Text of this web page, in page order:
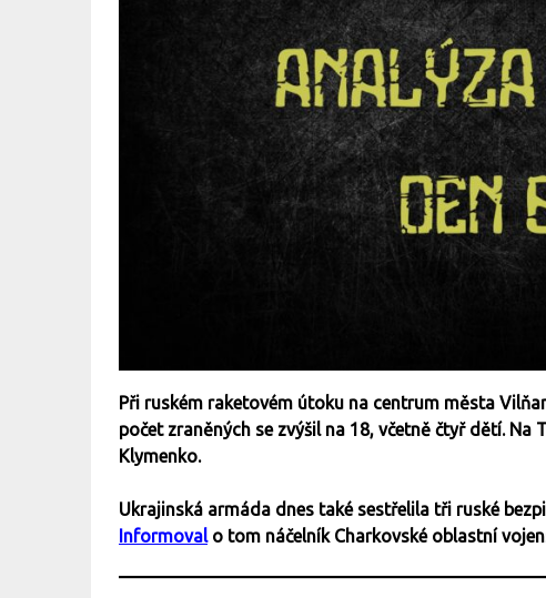
Při ruském raketovém útoku na centrum města
počet zraněných se zvýšil na 18, včetně čtyř dětí. Na
Klymenko.
Ukrajinská armáda dnes také sestřelila tři ruské
Informovalo tom náčelník Charkovské oblastní